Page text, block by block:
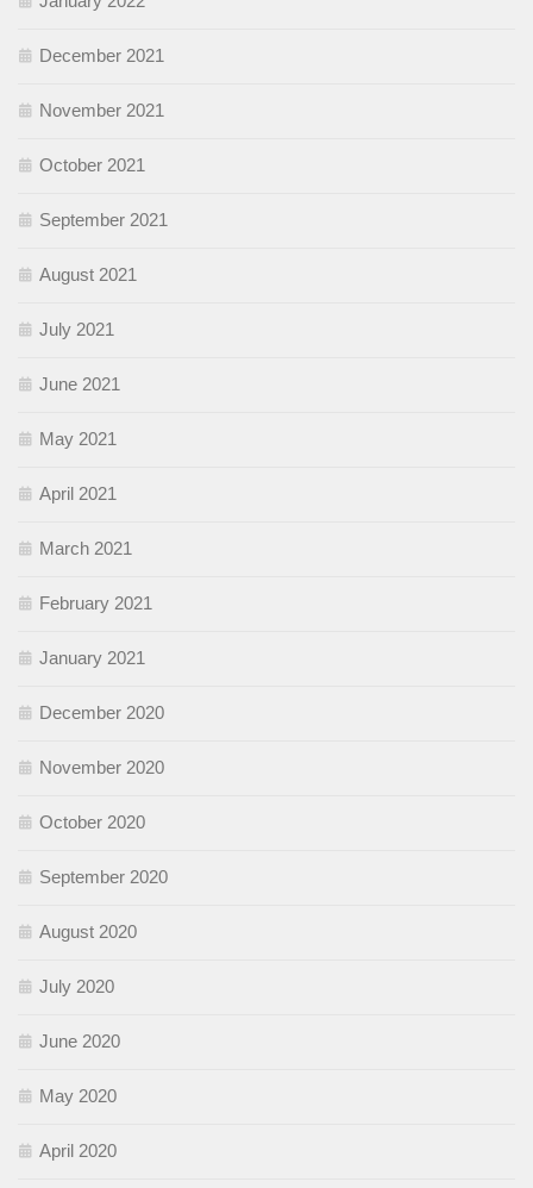
December 2021
November 2021
October 2021
September 2021
August 2021
July 2021
June 2021
May 2021
April 2021
March 2021
February 2021
January 2021
December 2020
November 2020
October 2020
September 2020
August 2020
July 2020
June 2020
May 2020
April 2020